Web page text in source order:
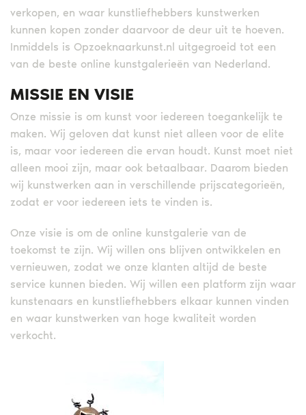
verkopen, en waar kunstliefhebbers kunstwerken
kunnen kopen zonder daarvoor de deur uit te hoeven.
Inmiddels is Opzoeknaarkunst.nl uitgegroeid tot een
van de beste online kunstgalerieën van Nederland.
MISSIE EN VISIE
Onze missie is om kunst voor iedereen toegankelijk te
maken. Wij geloven dat kunst niet alleen voor de elite
is, maar voor iedereen die ervan houdt. Kunst moet niet
alleen mooi zijn, maar ook betaalbaar. Daarom bieden
wij kunstwerken aan in verschillende prijscategorieën,
zodat er voor iedereen iets te vinden is.
Onze visie is om de online kunstgalerie van de
toekomst te zijn. Wij willen ons blijven ontwikkelen en
vernieuwen, zodat we onze klanten altijd de beste
service kunnen bieden. Wij willen een platform zijn waar
kunstenaars en kunstliefhebbers elkaar kunnen vinden
en waar kunstwerken van hoge kwaliteit worden
verkocht.